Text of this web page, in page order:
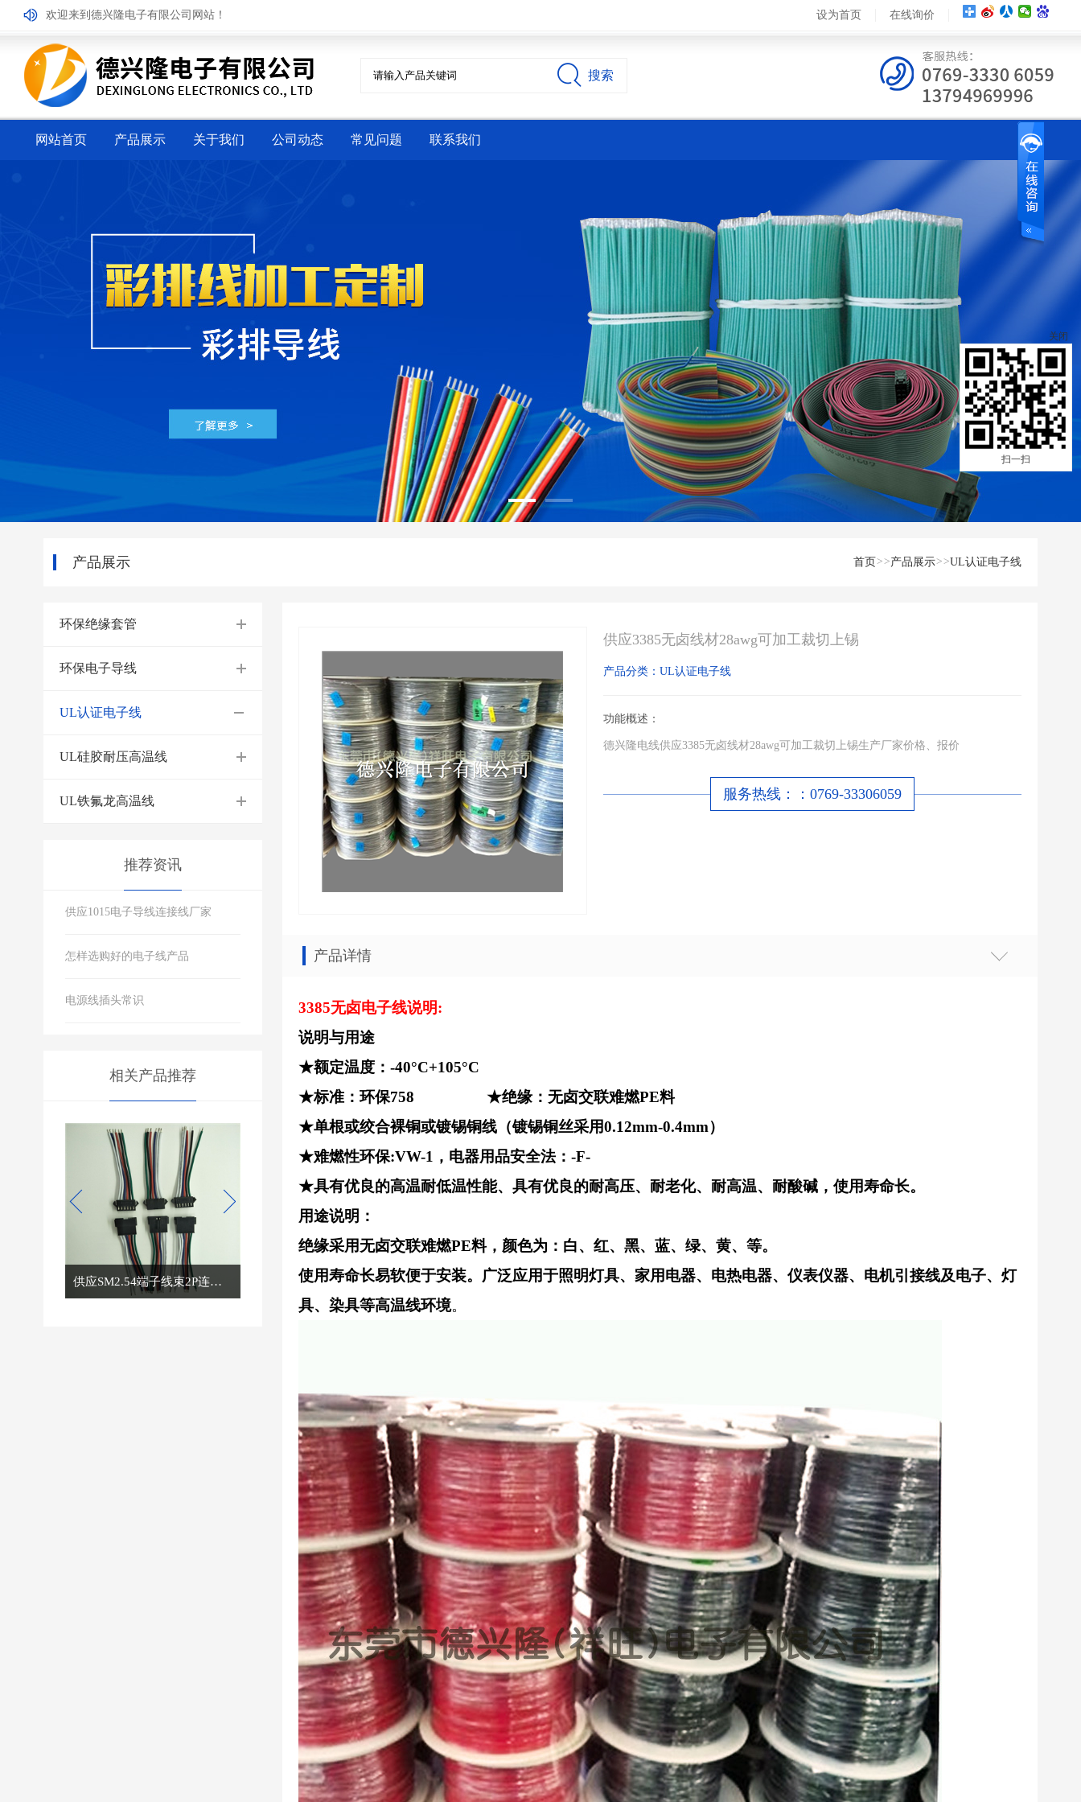
关闭
扫一扫
欢迎来到德兴隆电子有限公司网站！ 设为首页 在线询价
搜索
网站首页 产品展示 关于我们 公司动态 常见问题 联系我们
产品展示 首页>>产品展示>>UL认证电子线
环保绝缘套管
环保电子导线
UL认证电子线
UL硅胶耐压高温线
UL铁氟龙高温线
供应3385无卤线材28awg可加工裁切上锡
产品分类：UL认证电子线
功能概述：
德兴隆电线供应3385无卤线材28awg可加工裁切上锡生产厂家价格、报价
服务热线：：0769-33306059
产品详情
3385无卤电子线说明:
说明与用途
★额定温度： -40°C+105°C
★标准：环保758 ★绝缘：无卤交联难燃PE料
★单根或绞合裸铜或镀锡铜线（镀锡铜丝采用0.12mm-0.4mm）
★难燃性环保:VW-1 ，电器用品安全法： -F-
★具有优良的高温耐低温性能、具有优良的耐高压、耐老化、耐高温、耐酸碱，使用寿命长。
用途说明：
绝缘采用无卤交联难燃PE料，颜色为：白、红、黑、蓝、绿、黄、等。
使用寿命长易软便于安装。广泛应用于照明灯具、家用电器、电热电器、仪表仪器、电机引接线及电子、灯
具、染具等高温线环境。
推荐资讯
供应1015电子导线连接线厂家
怎样选购好的电子线产品
电源线插头常识
相关产品推荐
供应黄绿地线压圆环端子0.3平方黄绿线 0.5平方设备端子线 供应1061AWG26电子线外径1.0镀锡铜芯线材 供应10362awg30超细铁氟龙电子线